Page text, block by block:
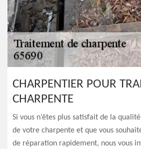
CHARPENTIER POUR
CHARPENTE
Si vous n’êtes plus satisfait de la
de votre charpente et que vous
de réparation rapidement, nous vous